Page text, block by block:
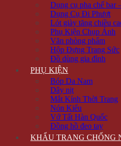
Dụng cụ pha chế bar
Dụng Cụ Đi Phượt
Lót giày tăng chiều
Phụ Kiện Chụp Ảnh
Văn phòng phẩm
Hộp Đựng Trang Sức
Đồ dùng gia đình
PHỤ KIỆN
Bóp Da Nam
Dây nịt
Mắt Kính Thời Trang
Nón Kiểu
Vớ Tất Hàn Quốc
Đồng hồ đeo tay
KHẨU TRANG CHỐNG